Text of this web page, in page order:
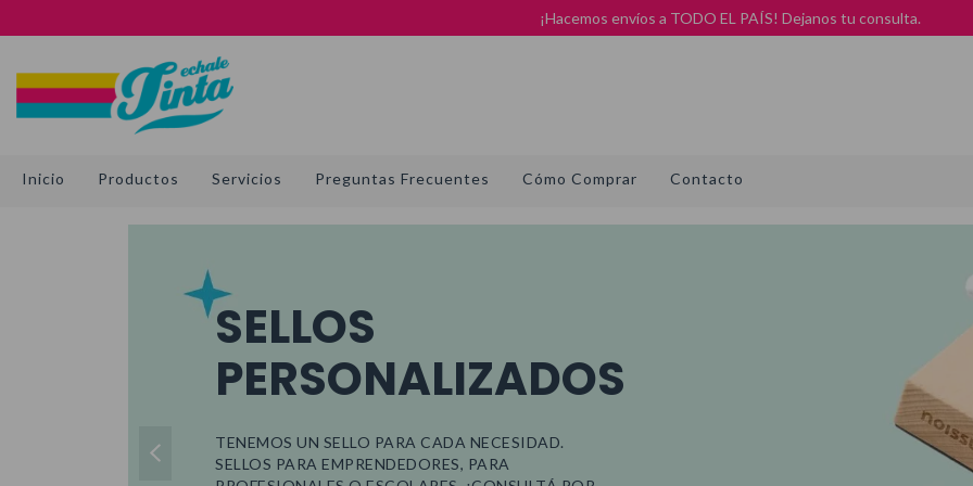
¡Hacemos envíos a TODO EL PAÍS! Dejanos tu consulta.
Inicio Productos Servicios Preguntas Frecuentes Cómo Comprar Contacto
SELLOS
PERSONALIZADOS
TENEMOS UN SELLO PARA CADA NECESIDAD.
SELLOS PARA EMPRENDEDORES, PARA